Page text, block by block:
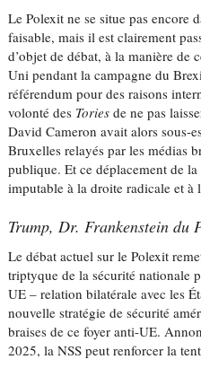
Le Polexit ne se situe pas encore
faisable, mais il est clairement
d’objet de débat, à la manière de
Uni pendant la campagne du
référendum pour des raisons
volonté des Tories de ne pas
David Cameron avait alors sous-
Bruxelles relayés par les médias
publique. Et ce déplacement de
imputable à la droite radicale et à
Trump, Dr. Frankenstein du
Le débat actuel sur le Polexit
triptyque de la sécurité nationale
UE – relation bilatérale avec les
nouvelle stratégie de sécurité
braises de ce foyer anti-UE.
2025, la NSS peut renforcer la